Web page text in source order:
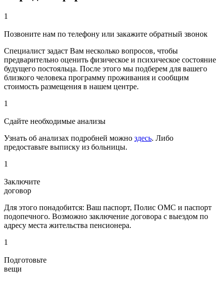
1
Позвоните нам по телефону или закажите обратный звонок
Специалист задаст Вам несколько вопросов, чтобы
предварительно оценить физическое и психическое состояние
будущего постояльца. После этого мы подберем для вашего
близкого человека программу проживания и сообщим
стоимость размещения в нашем центре.
1
Сдайте необходимые анализы
Узнать об анализах подробней можно здесь. Либо
предоставьте выписку из больницы.
1
Заключите
договор
Для этого понадобится: Ваш паспорт, Полис ОМС и паспорт
подопечного. Возможно заключение договора с выездом по
адресу места жительства пенсионера.
1
Подготовьте
вещи